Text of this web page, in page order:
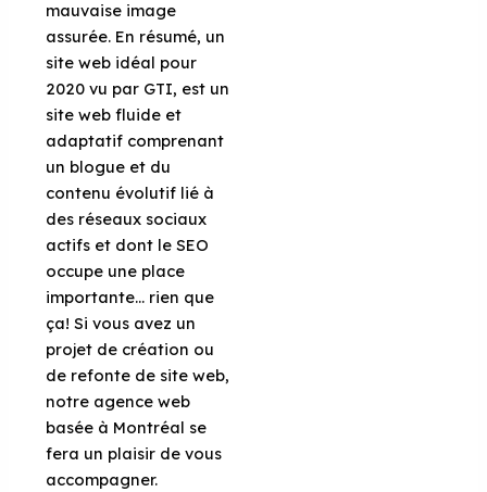
mauvaise image
assurée. En résumé, un
site web idéal pour
2020 vu par GTI, est un
site web fluide et
adaptatif comprenant
un blogue et du
contenu évolutif lié à
des réseaux sociaux
actifs et dont le SEO
occupe une place
importante… rien que
ça! Si vous avez un
projet de création ou
de refonte de site web,
notre agence web
basée à Montréal se
fera un plaisir de vous
accompagner.